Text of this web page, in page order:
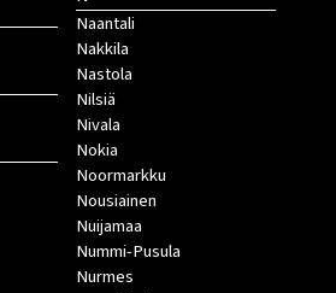
Naantali
Nakkila
Nastola
Nilsiä
Nivala
Nokia
Noormarkku
Nousiainen
Nuijamaa
Nummi-Pusula
Nurmes